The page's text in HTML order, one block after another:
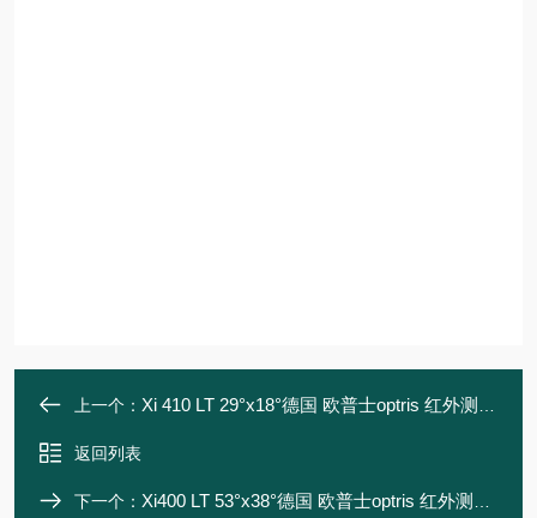
上一个： Xi 410 LT 29°x18°德国 欧普士optris 红外测温仪
返回列表
下一个： Xi400 LT 53°x38°德国 欧普士optris 红外测温仪